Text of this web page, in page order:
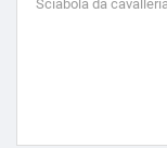
Sciabola da